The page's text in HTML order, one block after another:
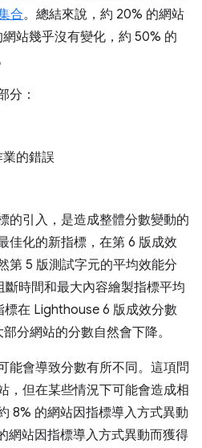
合。總結來說，約 20% 的網站
站幾乎沒有變化，約 50% 的
分：
的錯誤
的引入，是造成整體分數變動的
佳化的新指標，在第 6 版成效
第 5 版測試字元的平均效能分
時間和最大內容繪製指標平均
在 Lighthouse 6 版成效分數
分網站的分數自然會下降。
能會導致分數有所不同。這項問
，但在某些情況下可能會造成相
8% 的網站因指標導入方式異動
網站因指標導入方式異動而獲得